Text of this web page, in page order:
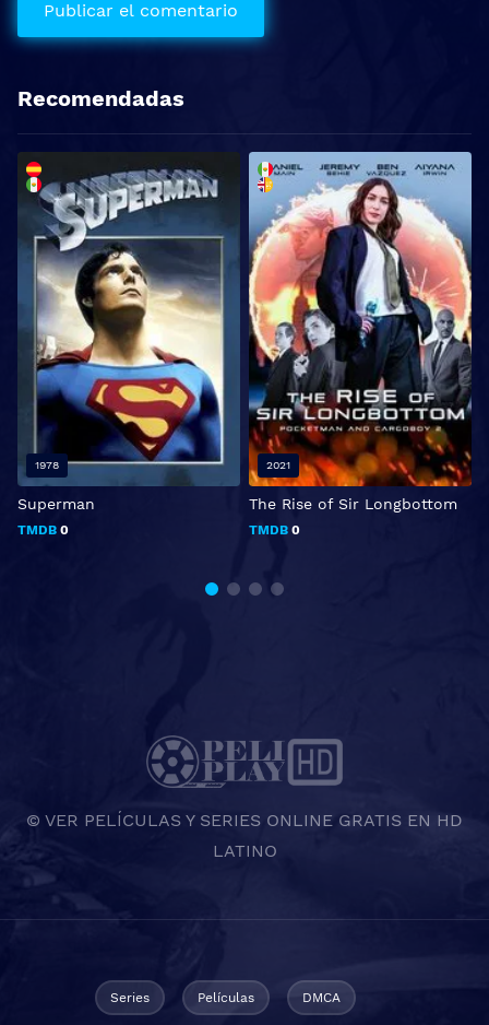
Recomendadas
Superman
TMDB 0
1978
The Rise of Sir Longbottom
TMDB 0
2021
© VER PELÍCULAS Y SERIES ONLINE GRATIS EN HD
LATINO
Series Películas DMCA